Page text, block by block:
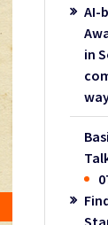
AI-
in